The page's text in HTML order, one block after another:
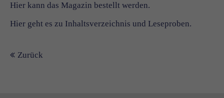
Hier kann das Magazin bestellt werden.
Hier geht es zu Inhaltsverzeichnis und Leseproben.
Zurück